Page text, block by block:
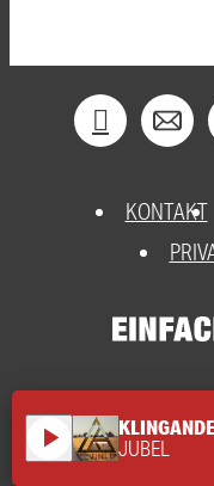
KONTAKT
play_arrow KLINGANDE
JUBEL